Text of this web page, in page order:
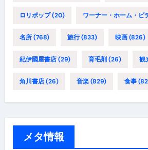
ロリポップ(20) ワーナー・ホーム・ビ
名所(768) 旅行(833) 映画(826)
紀伊國屋書店(29) 育毛剤(26) 観
角川書店(26) 音楽(829) 食事
メタ情報